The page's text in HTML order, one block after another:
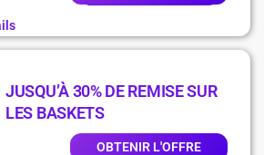
JUSQU’À 30% DE REMISE SUR
LES BASKETS
OBTENIR L'OFFRE